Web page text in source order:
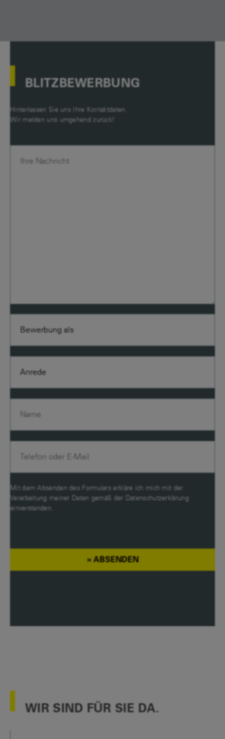
BLITZBEWERBUNG
Hinterlassen Sie uns Ihre Kontaktdaten.
Wir melden uns umgehend zurück!
Mit dem Absenden des Formulars erkläre ich mich mit der
Verarbeitung meiner Daten gemäß der Datenschutzerklärung
einverstanden.
ABSENDEN
WIR SIND FÜR SIE DA.